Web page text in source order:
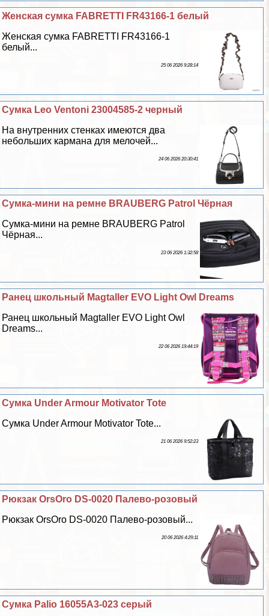
Женская сумка FABRETTI FR43166-1 белый
Женская сумка FABRETTI FR43166-1
белый...
25 06 2026 9:28:14
Сумка Leo Ventoni 23004585-2 черный
На внутренних стенках имеются два
небольших кармана для мелочей...
24 06 2026 20:30:41
Сумка-мини на ремне BRAUBERG Patrol Чёрная
Сумка-мини на ремне BRAUBERG Patrol
Чёрная...
23 06 2026 1:32:58
Ранец школьный Magtaller EVO Light Owl Dreams
Ранец школьный Magtaller EVO Light Owl
Dreams...
22 06 2026 19:44:19
Сумка Under Armour Motivator Tote
Сумка Under Armour Motivator Tote...
21 06 2026 9:52:23
Рюкзак OrsOro DS-0020 Палево-розовый
Рюкзак OrsOro DS-0020 Палево-розовый...
20 06 2026 4:29:11
Сумка Palio 16055A3-023 серый